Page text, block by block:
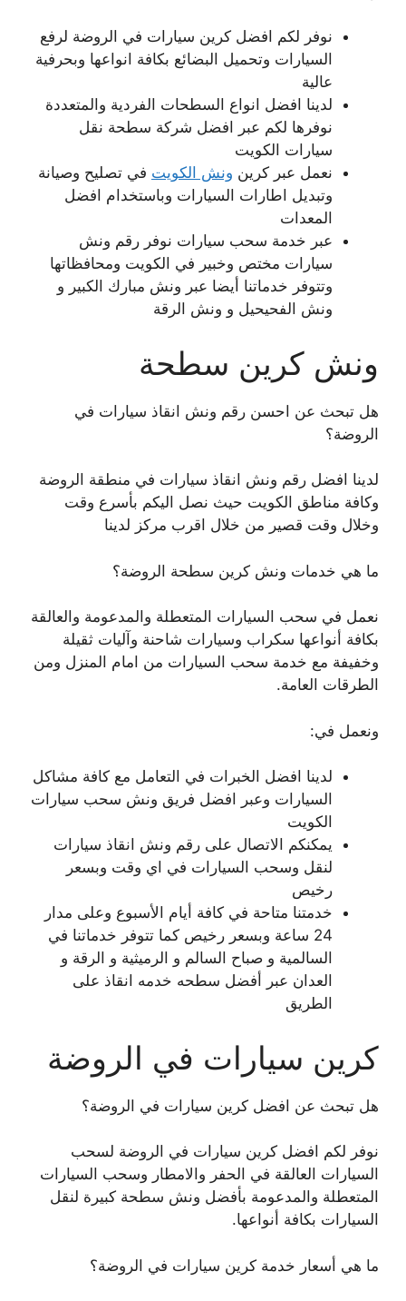
نوفر لكم افضل كرين سيارات في الروضة لرفع
السيارات وتحميل البضائع بكافة انواعها وبحرفية
عالية
لدينا افضل انواع السطحات الفردية والمتعددة
نوفرها لكم عبر افضل شركة سطحة نقل
سيارات الكويت
نعمل عبر كرين ونش الكويت في تصليح وصيانة
وتبديل اطارات السيارات وباستخدام افضل
المعدات
عبر خدمة سحب سيارات نوفر رقم ونش
سيارات مختص وخبير في الكويت ومحافظاتها
وتتوفر خدماتنا أيضا عبر ونش مبارك الكبير و
ونش الفحيحيل و ونش الرقة
ونش كرين سطحة
هل تبحث عن احسن رقم ونش انقاذ سيارات في
الروضة؟
لدينا افضل رقم ونش انقاذ سيارات في منطقة الروضة
وكافة مناطق الكويت حيث نصل اليكم بأسرع وقت
وخلال وقت قصير من خلال اقرب مركز لدينا
ما هي خدمات ونش كرين سطحة الروضة؟
نعمل في سحب السيارات المتعطلة والمدعومة والعالقة
بكافة أنواعها سكراب وسيارات شاحنة وآليات ثقيلة
وخفيفة مع خدمة سحب السيارات من امام المنزل ومن
الطرقات العامة.
ونعمل في:
لدينا افضل الخبرات في التعامل مع كافة مشاكل
السيارات وعبر افضل فريق ونش سحب سيارات
الكويت
يمكنكم الاتصال على رقم ونش انقاذ سيارات
لنقل وسحب السيارات في اي وقت وبسعر
رخيص
خدمتنا متاحة في كافة أيام الأسبوع وعلى مدار
24 ساعة وبسعر رخيص كما تتوفر خدماتنا في
السالمية و صباح السالم و الرميثية و الرقة و
العدان عبر أفضل سطحه خدمه انقاذ على
الطريق
كرين سيارات في الروضة
هل تبحث عن افضل كرين سيارات في الروضة؟
نوفر لكم افضل كرين سيارات في الروضة لسحب
السيارات العالقة في الحفر والامطار وسحب السيارات
المتعطلة والمدعومة بأفضل ونش سطحة كبيرة لنقل
السيارات بكافة أنواعها.
ما هي أسعار خدمة كرين سيارات في الروضة؟